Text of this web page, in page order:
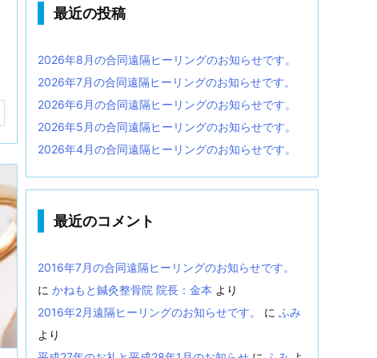
最近の投稿
2026年8月の合同遠隔ヒーリングのお知らせです。
2026年7月の合同遠隔ヒーリングのお知らせです。
2026年6月の合同遠隔ヒーリングのお知らせです。
2026年5月の合同遠隔ヒーリングのお知らせです。
2026年4月の合同遠隔ヒーリングのお知らせです。
最近のコメント
2016年7月の合同遠隔ヒーリングのお知らせです。
に かねもと鍼灸整骨院 院長：金本 より
2016年2月遠隔ヒーリングのお知らせです。
に ふみ
より